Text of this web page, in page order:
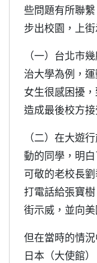
些問題有所聯
步出校園，上
（一）台北市
治大學為例，
女生很感困擾
造成最後校方
（二）在大遊
動的同學，明
可敬的老校長
打電話給張寶
街示威，並向
但在當時的情
日本（大使館